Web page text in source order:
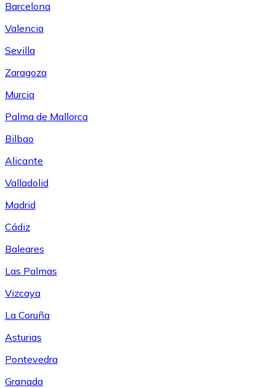
Barcelona
Valencia
Sevilla
Zaragoza
Murcia
Palma de Mallorca
Bilbao
Alicante
Valladolid
Madrid
Cádiz
Baleares
Las Palmas
Vizcaya
La Coruña
Asturias
Pontevedra
Granada